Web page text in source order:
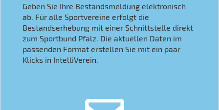
Geben Sie Ihre Bestandsmeldung elektronisch
ab. Für alle Sportvereine erfolgt die
Bestandserhebung mit einer Schnittstelle direkt
zum Sportbund Pfalz. Die aktuellen Daten im
passenden Format erstellen Sie mit ein paar
Klicks in IntelliVerein.